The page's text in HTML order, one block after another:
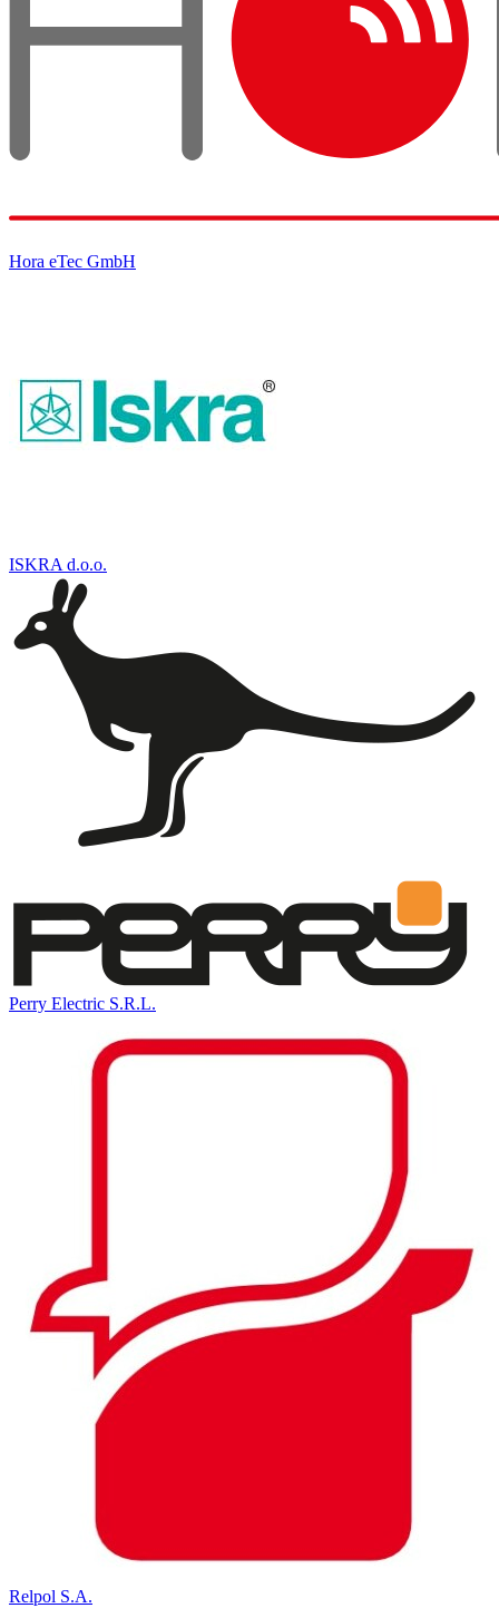
Hora eTec GmbH
ISKRA d.o.o.
Perry Electric S.R.L.
Relpol S.A.